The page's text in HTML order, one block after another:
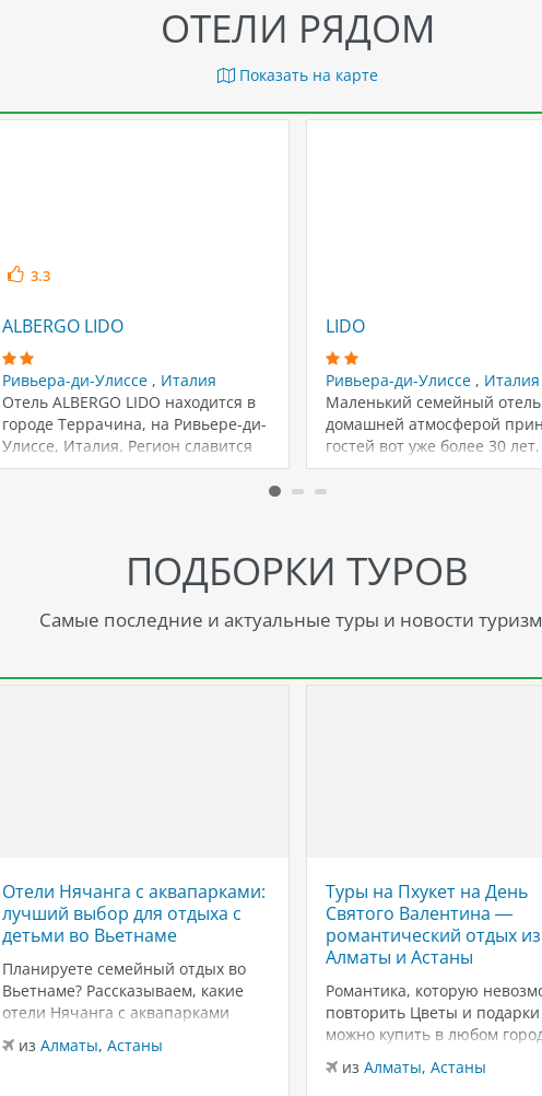
ОТЕЛИ РЯДОМ
Показать на карте
3.3
ALBERGO LIDO
Ривьера-ди-Улиссе , Италия
Отель ALBERGO LIDO находится в
городе Террачина, на Ривьере-ди-
Улиссе, Италия. Регион славится
своим прекрасным побережьем…
LIDO
Ривьера-ди-Улиссе , Италия
Маленький семейный
домашней атмосферой
гостей вот уже более 30 лет.
ПОДБОРКИ ТУРОВ
Самые последние и актуальные туры и новости
Отели Нячанга с аквапарками:
лучший выбор для отдыха с
детьми во Вьетнаме
Планируете семейный отдых во
Вьетнаме? Рассказываем, какие
отели Нячанга с аквапарками
подойдут для отдыха с детьми:
бассейны, горки, пляжи и
из Алматы, Астаны
Туры на Пхукет на День
Святого Валентина —
романтический отдых из
Алматы и Астаны
Романтика, которую
повторить Цветы и подарки
можно купить в любом
вот тёплый песок, закаты у
Андаманского моря и
изАлматы,Астаны